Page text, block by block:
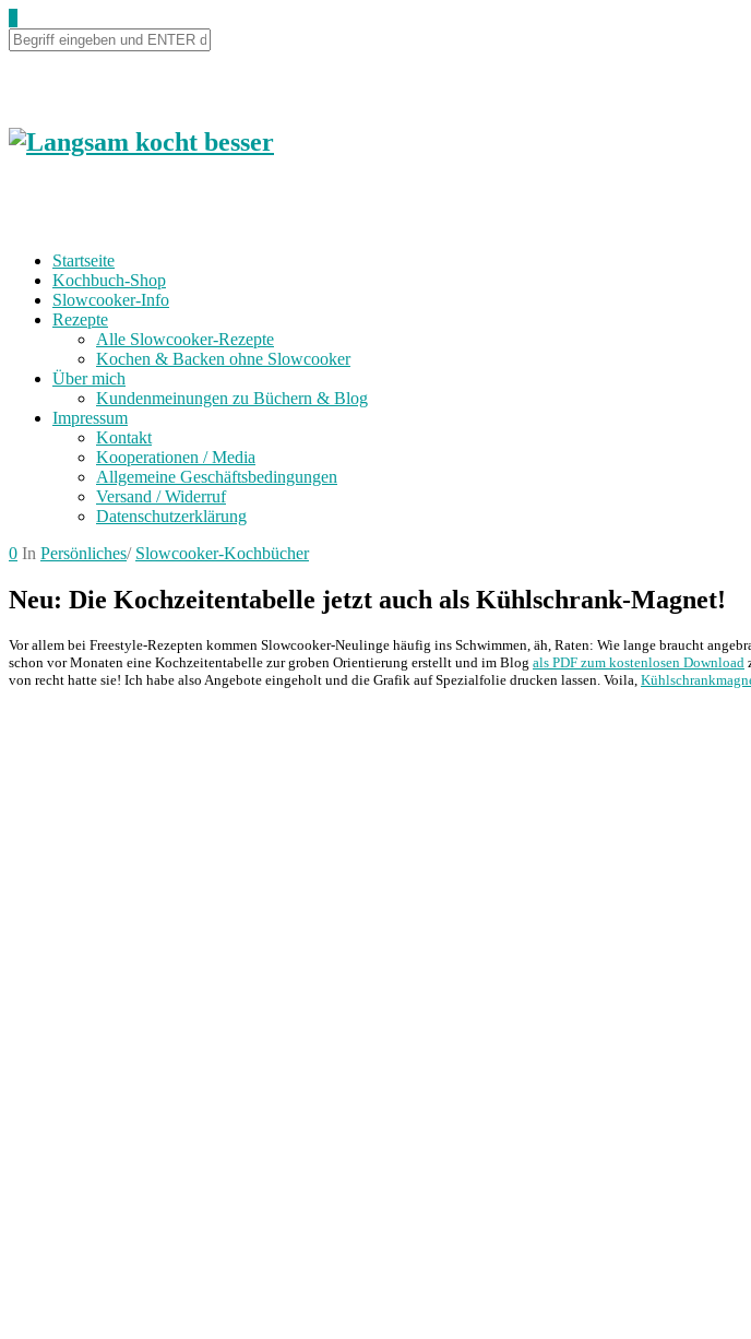
Startseite
Kochbuch-Shop
Slowcooker-Info
Rezepte
Alle Slowcooker-Rezepte
Kochen & Backen ohne Slowcooker
Über mich
Kundenmeinungen zu Büchern & Blog
Impressum
Kontakt
Kooperationen / Media
Allgemeine Geschäftsbedingungen
Versand / Widerruf
Datenschutzerklärung
0 In Persönliches/ Slowcooker-Kochbücher
Neu: Die Kochzeitentabelle jetzt auch als Kühlschrank-Magnet!
Vor allem bei Freestyle-Rezepten kommen Slowcooker-Neulinge häufig ins Schwimmen, äh, Raten: Wie lange braucht
schon vor Monaten eine Kochzeitentabelle zur groben Orientierung erstellt und im Blog als PDF zum kostenlosen Download
von recht hatte sie! Ich habe also Angebote eingeholt und die Grafik auf Spezialfolie drucken lassen. Voila,